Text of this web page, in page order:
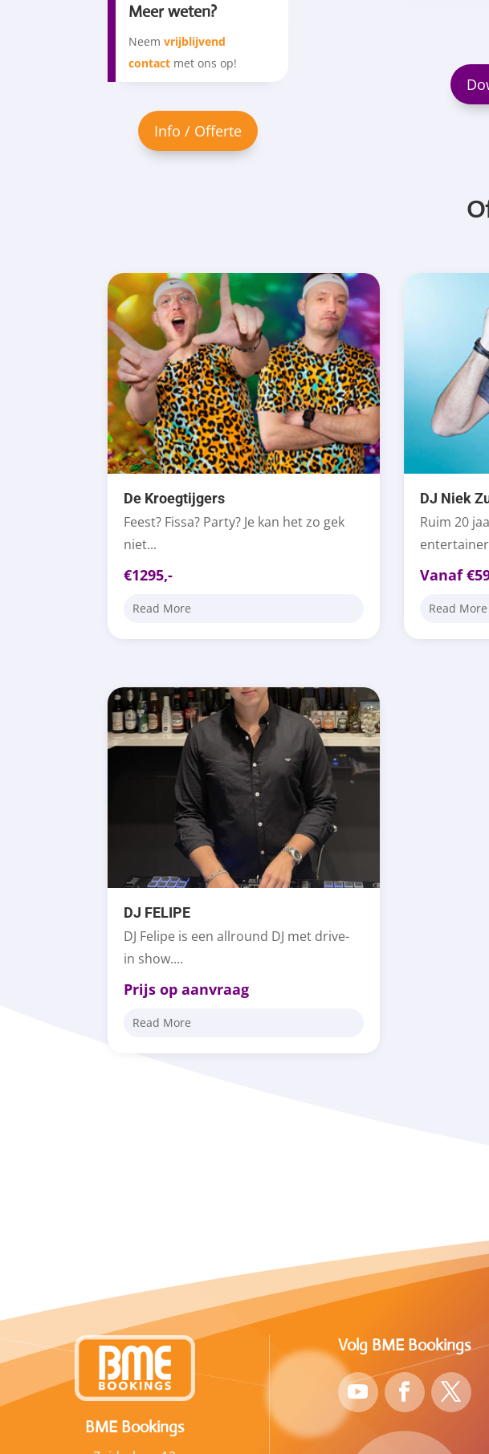
Meer weten?
Neemvrijblijvend
contact met ons op!
De Kroegtijgers
Feest? Fissa? Party? Je kan het zo gek
niet...
€1295,-
Read More
DJ Niek
Ruim 20
Vanaf
Read More
DJ FELIPE
DJ Felipe is een allround DJ met drive-
in show....
Prijs op aanvraag
Read More
BME Bookings
Volg BME Bookings